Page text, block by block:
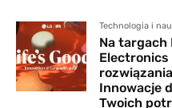
Technologia i
Na targach
Innowacje
Twoich